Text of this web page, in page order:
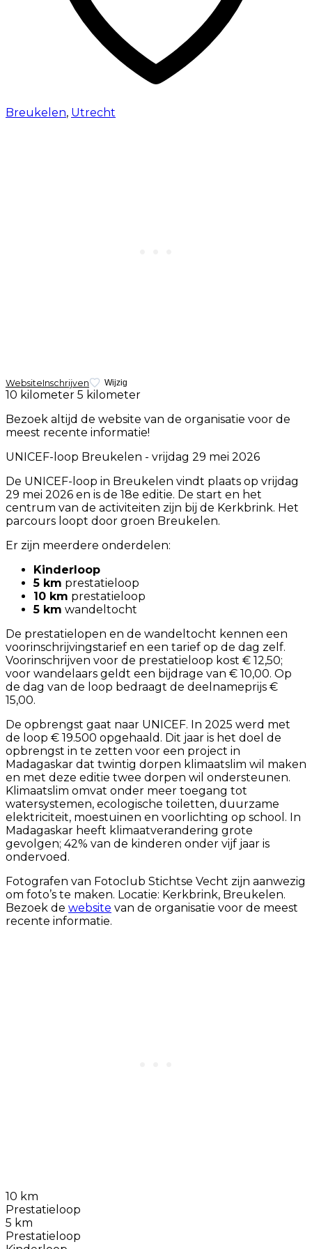
Breukelen, Utrecht
WebsiteInschrijven Wijzig
10 kilometer 5 kilometer
Bezoek altijd de website van de organisatie voor de
meest recente informatie!
UNICEF-loop Breukelen - vrijdag 29 mei 2026
De UNICEF-loop in Breukelen vindt plaats op vrijdag
29 mei 2026 en is de 18e editie. De start en het
centrum van de activiteiten zijn bij de Kerkbrink. Het
parcours loopt door groen Breukelen.
Er zijn meerdere onderdelen:
Kinderloop
5 km prestatieloop
10 km prestatieloop
5 km wandeltocht
De prestatielopen en de wandeltocht kennen een
voorinschrijvingstarief en een tarief op de dag zelf.
Voorinschrijven voor de prestatieloop kost € 12,50;
voor wandelaars geldt een bijdrage van € 10,00. Op
de dag van de loop bedraagt de deelnameprijs €
15,00.
De opbrengst gaat naar UNICEF. In 2025 werd met
de loop € 19.500 opgehaald. Dit jaar is het doel de
opbrengst in te zetten voor een project in
Madagaskar dat twintig dorpen klimaatslim wil maken
en met deze editie twee dorpen wil ondersteunen.
Klimaatslim omvat onder meer toegang tot
watersystemen, ecologische toiletten, duurzame
elektriciteit, moestuinen en voorlichting op school. In
Madagaskar heeft klimaatverandering grote
gevolgen; 42% van de kinderen onder vijf jaar is
ondervoed.
Fotografen van Fotoclub Stichtse Vecht zijn aanwezig
om foto’s te maken. Locatie: Kerkbrink, Breukelen.
Bezoek de website van de organisatie voor de meest
recente informatie.
10 km
Prestatieloop
5 km
Prestatieloop